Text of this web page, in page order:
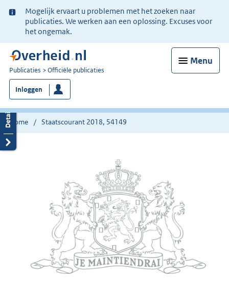
Ter
informatie:
Mogelijk ervaart u problemen met het zoeken naar
publicaties. We werken aan een oplossing. Excuses voor
het ongemak.
Menu
U
bent
nu
hier:
Publicaties Officiële publicaties
Inloggen
Home Staatscourant 2018, 54149